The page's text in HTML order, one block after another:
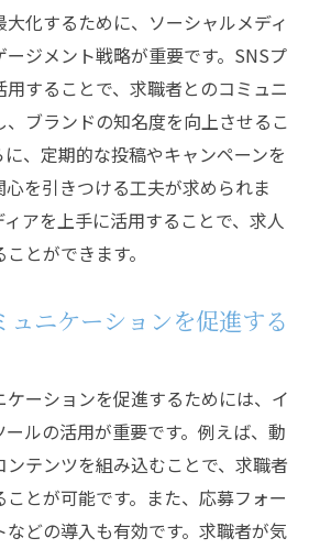
化するために、ソーシャルメディ
ジメント戦略が重要です。SNSプ
することで、求職者とのコミュニ
ブランドの知名度を向上させるこ
、定期的な投稿やキャンペーンを
を引きつける工夫が求められま
アを上手に活用することで、求人
とができます。
ュニケーションを促進する
ーションを促進するためには、イ
ルの活用が重要です。例えば、動
テンツを組み込むことで、求職者
ことが可能です。また、応募フォー
どの導入も有効です。求職者が気